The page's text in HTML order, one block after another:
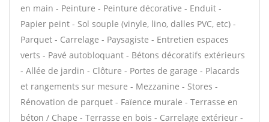
en main - Peinture - Peinture décorative - Enduit -
Papier peint - Sol souple (vinyle, lino, dalles PVC, etc) -
Parquet - Carrelage - Paysagiste - Entretien espaces
verts - Pavé autobloquant - Bétons décoratifs extérieurs
- Allée de jardin - Clôture - Portes de garage - Placards
et rangements sur mesure - Mezzanine - Stores -
Rénovation de parquet - Faïence murale - Terrasse en
béton / Chape - Terrasse en bois - Carrelage extérieur -